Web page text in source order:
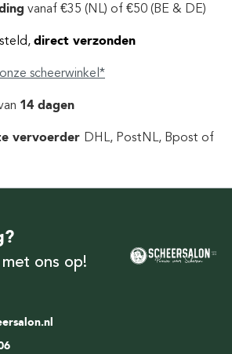
vanaf €35 (NL) of €50 (BE & DE)
direct verzonden
onze scheerwinkel*
14 dagen
vervoerder DHL, PostNL, Bpost of
ons op!